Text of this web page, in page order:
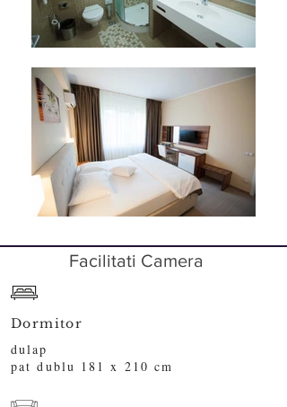
Facilitati Camera
Dormitor
dulap
pat dublu 181 x 210 cm